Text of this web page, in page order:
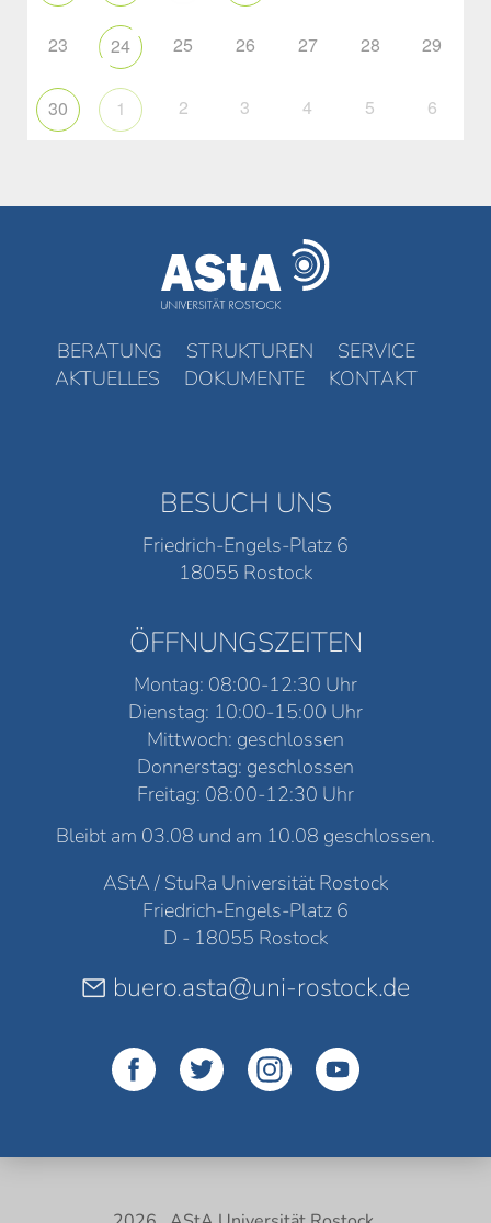
23 24 25 26 27 28 29
30 1 2 3 4 5 6
BERATUNG STRUKTUREN
SERVICE
AKTUELLES
DOKUMENTE KONTAKT
BESUCH UNS
Friedrich-Engels-Platz 6
18055 Rostock
ÖFFNUNGSZEITEN
Montag: 08:00-12:30 Uhr
Dienstag: 10:00-15:00 Uhr
Mittwoch: geschlossen
Donnerstag: geschlossen
Freitag: 08:00-12:30 Uhr
Bleibt am 03.08 und am 10.08 geschlossen.
AStA / StuRa Universität Rostock
Friedrich-Engels-Platz 6
D - 18055 Rostock
buero.asta@uni-rostock.de